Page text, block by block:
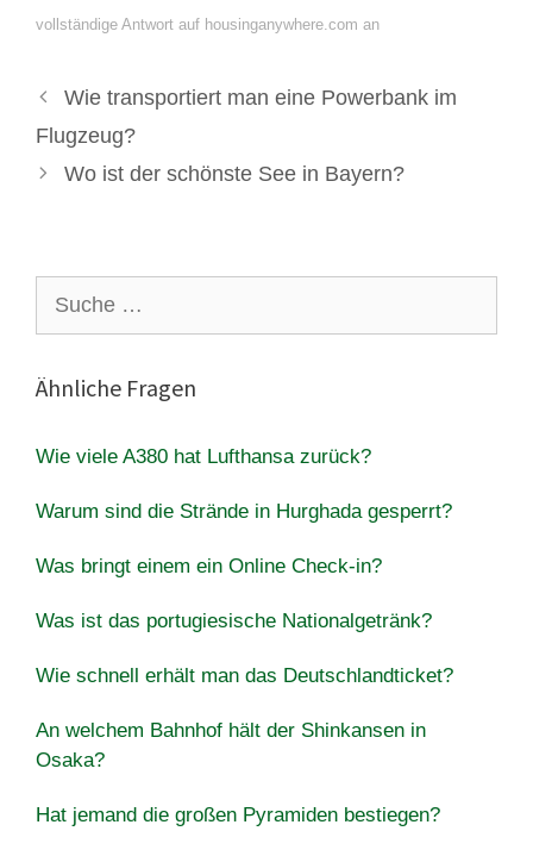
vollständige Antwort auf housinganywhere.com an
Wie transportiert man eine Powerbank im
Flugzeug?
Wo ist der schönste See in Bayern?
nach:
Ähnliche Fragen
Wie viele A380 hat Lufthansa zurück?
Warum sind die Strände in Hurghada gesperrt?
Was bringt einem ein Online Check-in?
Was ist das portugiesische Nationalgetränk?
Wie schnell erhält man das Deutschlandticket?
An welchem ​​Bahnhof hält der Shinkansen in
Osaka?
Hat jemand die großen Pyramiden bestiegen?